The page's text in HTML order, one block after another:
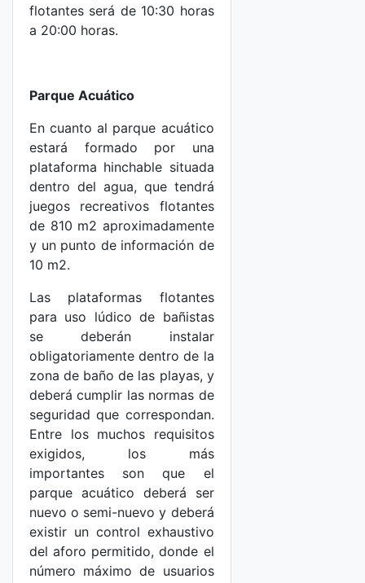
flotantes será de 10:30 horas
a 20:00 horas.
Parque Acuático
En cuanto al parque acuático
estará formado por una
plataforma hinchable situada
dentro del agua, que tendrá
juegos recreativos flotantes
de 810 m2 aproximadamente
y un punto de información de
10 m2.
Las plataformas flotantes
para uso lúdico de bañistas
se deberán instalar
obligatoriamente dentro de la
zona de baño de las playas, y
deberá cumplir las normas de
seguridad que correspondan.
Entre los muchos requisitos
exigidos, los más
importantes son que el
parque acuático deberá ser
nuevo o semi-nuevo y deberá
existir un control exhaustivo
del aforo permitido, donde el
número máximo de usuarios